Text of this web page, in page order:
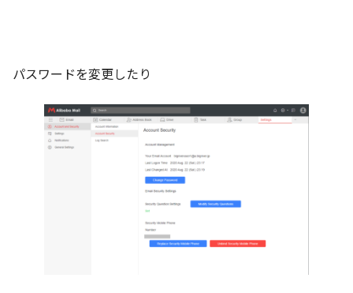
パスワードを変更したり